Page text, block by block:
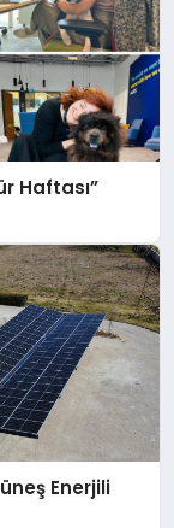
Haftası”
Enerjili